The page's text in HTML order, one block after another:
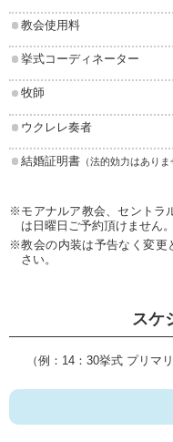
教会使用料
挙式コーディネーター
牧師
ウクレレ奏者
結婚証明書（法的効力はありま
※モアナルア教会、セントラ
は日曜日ご予約頂けません。
※教会の内装は予告なく変更
さい。
スケ
（例：14：30挙式 プリマ